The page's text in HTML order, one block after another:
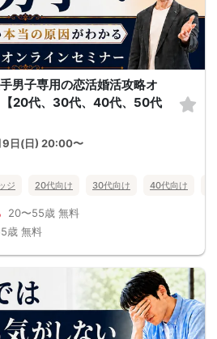
男子専用の恋活婚活攻略オ
【20代、30代、40代、50代
9日(日) 20:00〜
ジ 20代向け 30代向け 40代向け
20〜55歳 無料
歳 無料